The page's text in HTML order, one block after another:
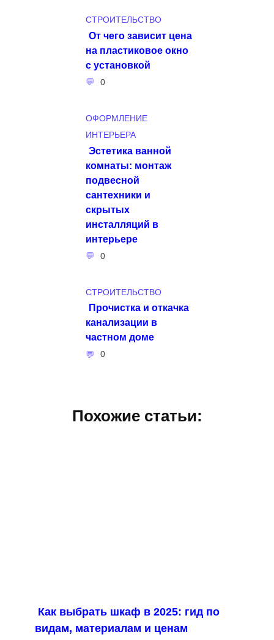
СТРОИТЕЛЬСТВО
От чего зависит цена
на пластиковое окно
с установкой
0
ОФОРМЛЕНИЕ
ИНТЕРЬЕРА
Эстетика ванной
комнаты: монтаж
подвесной
сантехники и
скрытых
инсталляций в
интерьере
0
СТРОИТЕЛЬСТВО
Прочистка и откачка
канализации в
частном доме
0
Похожие статьи:
Как выбрать шкаф в 2025: гид по
видам, материалам и ценам